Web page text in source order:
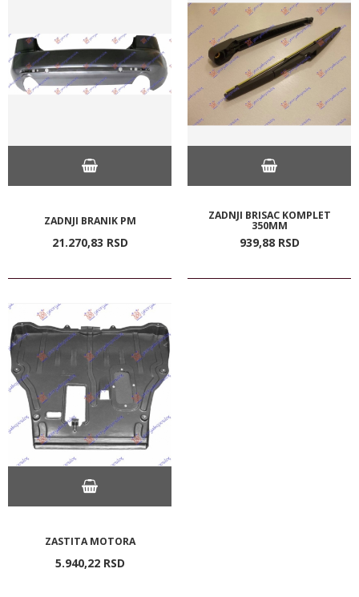
ZADNJI BRANIK PM
21.270,83 RSD
ZADNJI BRISAC KOMPLET
350MM
939,88 RSD
ZASTITA MOTORA
5.940,22 RSD